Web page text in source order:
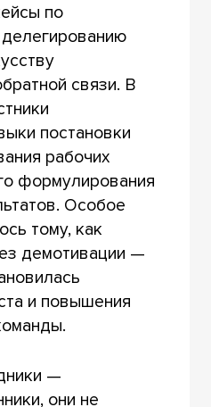
по
связи. В
постановки
рабочих
формулирования
Особое
тому, как
демотивации —
и повышения
—
они не